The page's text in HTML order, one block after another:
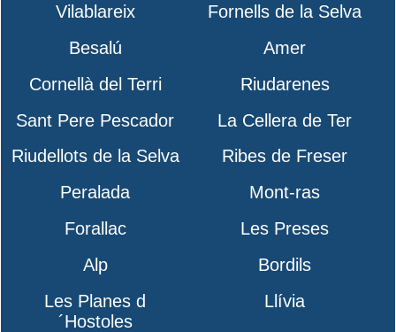
Vilablareix
Fornells de la Selva
Besalú
Amer
Cornellà del Terri
Riudarenes
Sant Pere Pescador
La Cellera de Ter
Riudellots de la Selva
Ribes de Freser
Peralada
Mont-ras
Forallac
Les Preses
Alp
Bordils
Les Planes d
´Hostoles
Llívia